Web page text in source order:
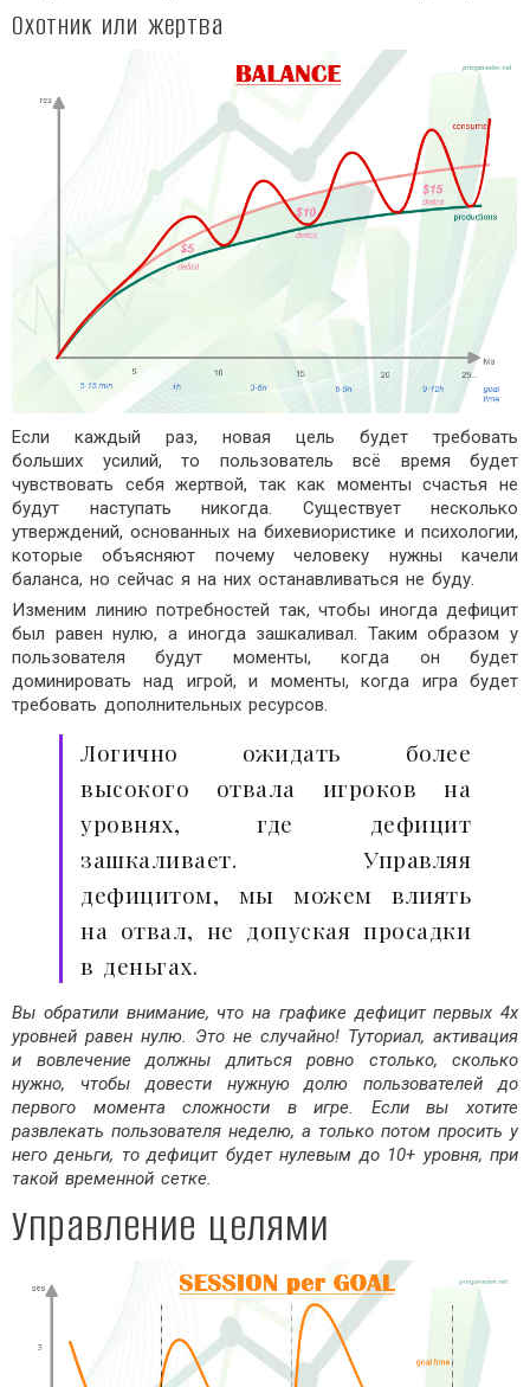
Охотник или жертва
Если каждый раз, новая цель будет требовать
больших усилий, то пользователь всё время будет
чувствовать себя жертвой, так как моменты счастья не
будут наступать никогда. Существует несколько
утверждений, основанных на бихевиористике и психологии,
которые объясняют почему человеку нужны качели
баланса, но сейчас я на них останавливаться не буду.
Изменим линию потребностей так, чтобы иногда дефицит
был равен нулю, а иногда зашкаливал. Таким образом у
пользователя будут моменты, когда он будет
доминировать над игрой, и моменты, когда игра будет
требовать дополнительных ресурсов.
Логично ожидать более
высокого отвала игроков на
уровнях, где дефицит
зашкаливает. Управляя
дефицитом, мы можем влиять
на отвал, не допуская просадки
в деньгах.
Вы обратили внимание, что на графике дефицит первых 4х
уровней равен нулю. Это не случайно! Туториал, активация
и вовлечение должны длиться ровно столько, сколько
нужно, чтобы довести нужную долю пользователей до
первого момента сложности в игре. Если вы хотите
развлекать пользователя неделю, а только потом просить у
него деньги, то дефицит будет нулевым до 10+ уровня, при
такой временной сетке.
Управление целями